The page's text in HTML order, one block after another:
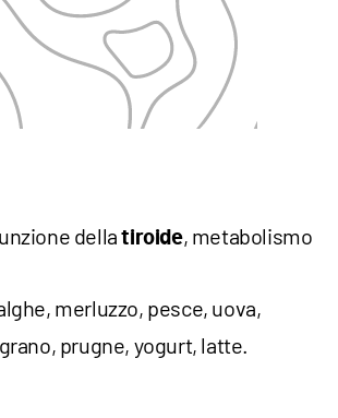
dellatiroide, metabolismo
merluzzo, pesce, uova,
prugne, yogurt, latte.